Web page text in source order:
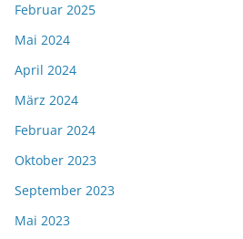
Februar 2025
Mai 2024
April 2024
März 2024
Februar 2024
Oktober 2023
September 2023
Mai 2023